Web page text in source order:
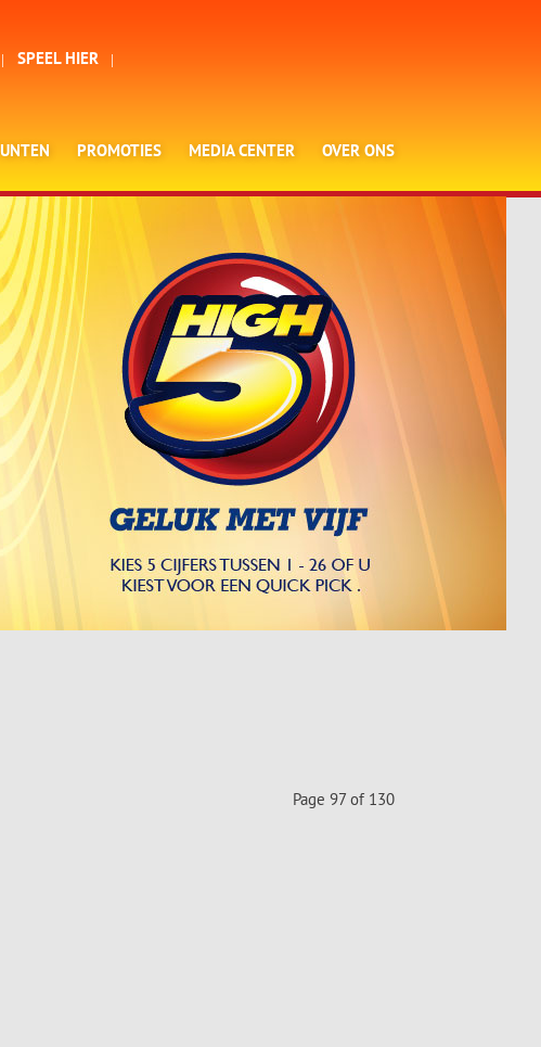
SPEEL HIER
PROMOTIES MEDIA CENTER OVER ONS
Page 97 of 130